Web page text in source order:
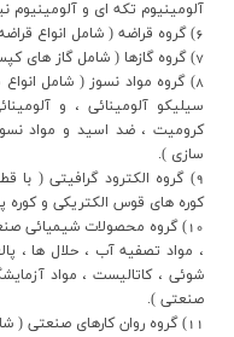
آلومينيوم تکه اي و
6) گروه قراضه ( شامل انواع قراضه سنگين ، متوسط ، سبك ).
7) گروه گازها ( شامل گاز هاي كپسولي و آزمايشگاهي ).
8) گروه مواد نسوز ( شامل
سيليكو آلومينائي ، و
كروميت ، ضد اسيد و مواد
سازي ).
كوره هاي قوس الكتريكي و كوره
10) گروه محصولات شيميائي
، مواد تصفيه آب ، حلال ها ،
شوئي ، كاتاليست ، مواد
صنعتي ).
11) گروه روان كارهاي صنعتي ( شامل انواع روغن و گريس صنعتي).